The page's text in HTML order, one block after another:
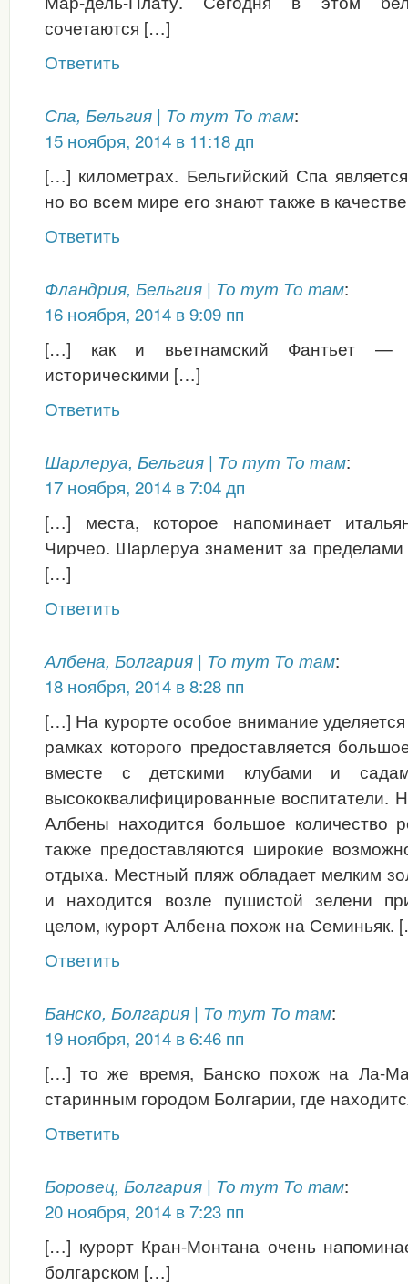
сочетаются […]
Ответить
Спа, Бельгия | То тут То там:
15 ноября, 2014 в 11:18 дп
[…] километрах. Бельгийский Спа
но во всем мире его знают также в
Ответить
Фландрия, Бельгия | То тут То там:
16 ноября, 2014 в 9:09 пп
[…] как и вьетнамский Фантьет
историческими […]
Ответить
Шарлеруа, Бельгия | То тут То там:
17 ноября, 2014 в 7:04 дп
[…] места, которое напоминает
Чирчео. Шарлеруа знаменит за пределами
[…]
Ответить
Албена, Болгария | То тут То там:
18 ноября, 2014 в 8:28 пп
[…] На курорте особое внимание
рамках которого предоставляется
вместе с детскими клубами и
высококвалифицированные воспитатели.
Албены находится большое количество
также предоставляются широкие
отдыха. Местный пляж обладает мелким
и находится возле пушистой зелени
целом, курорт Албена похож на Семиньяк.
Ответить
Банско, Болгария | То тут То там:
19 ноября, 2014 в 6:46 пп
[…] то же время, Банско похож на Ла-
старинным городом Болгарии, где
Ответить
Боровец, Болгария | То тут То там:
20 ноября, 2014 в 7:23 пп
[…] курорт Кран-Монтана очень
болгарском […]